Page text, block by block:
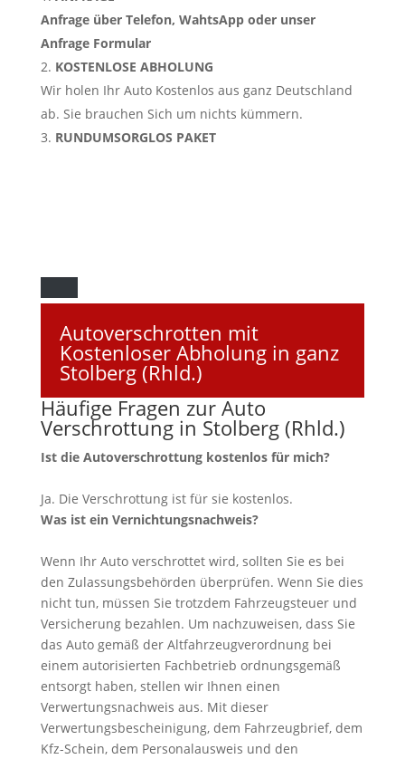
Anfrage über Telefon, WahtsApp oder unser
Anfrage Formular
KOSTENLOSE ABHOLUNG
Wir holen Ihr Auto Kostenlos aus ganz Deutschland
ab. Sie brauchen Sich um nichts kümmern.
RUNDUMSORGLOS PAKET
Autoverschrotten mit
Kostenloser Abholung in ganz
Stolberg (Rhld.)
Häufige Fragen zur Auto
Verschrottung in Stolberg (Rhld.)
Ist die Autoverschrottung kostenlos für mich?
Ja. Die Verschrottung ist für sie kostenlos.
Was ist ein Vernichtungsnachweis?
Wenn Ihr Auto verschrottet wird, sollten Sie es bei
den Zulassungsbehörden überprüfen. Wenn Sie dies
nicht tun, müssen Sie trotzdem Fahrzeugsteuer und
Versicherung bezahlen. Um nachzuweisen, dass Sie
das Auto gemäß der Altfahrzeugverordnung bei
einem autorisierten Fachbetrieb ordnungsgemäß
entsorgt haben, stellen wir Ihnen einen
Verwertungsnachweis aus. Mit dieser
Verwertungsbescheinigung, dem Fahrzeugbrief, dem
Kfz-Schein, dem Personalausweis und den